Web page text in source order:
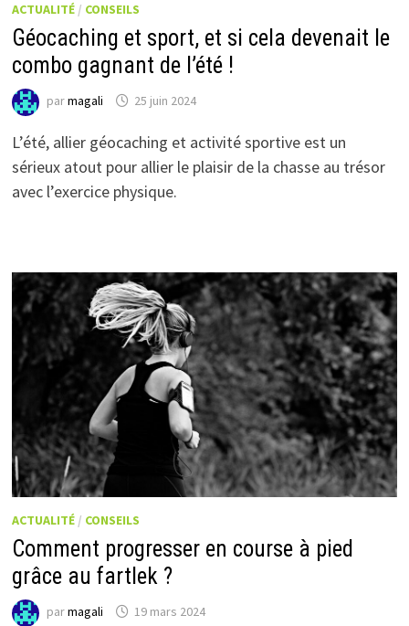
ACTUALITÉ / CONSEILS
Géocaching et sport, et si cela devenait le
combo gagnant de l’été !
parmagali 25 juin 2024
L’été, allier géocaching et activité sportive est un
sérieux atout pour allier le plaisir de la chasse au trésor
avec l’exercice physique.
ACTUALITÉ / CONSEILS
Comment progresser en course à pied
grâce au fartlek ?
parmagali 19 mars 2024